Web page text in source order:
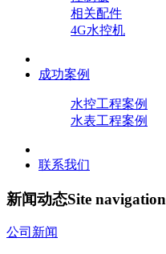
相关配件
4G水控机
成功案例
水控工程案例
水表工程案例
联系我们
新闻动态Site navigation
公司新闻